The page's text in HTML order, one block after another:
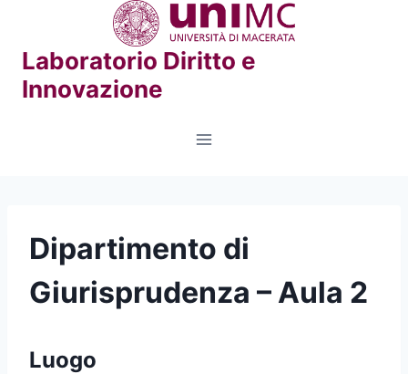
contenuto
Laboratorio Diritto e
Innovazione
Dipartimento di
Giurisprudenza – Aula 2
Luogo